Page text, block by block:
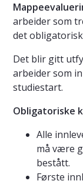
arbeider som
det
Det blir gitt
arbeider som
studiestart.
Obligatoriske
Alle
må være
bestått.
Første